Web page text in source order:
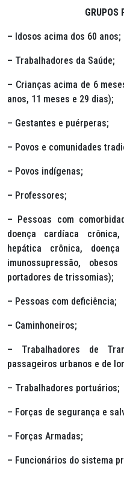
GRUPOS
– Idosos acima dos 60 anos;
– Trabalhadores da Saúde;
– Crianças acima de 6
anos, 11 meses e 29 dias);
– Gestantes e puérperas;
– Povos e comunidades
– Povos indígenas;
– Professores;
– Pessoas com
doença cardíaca
hepática crônica,
imunossupressão,
portadores de trissomias);
– Pessoas com deficiência;
– Caminhoneiros;
– Trabalhadores de
passageiros urbanos e de
– Trabalhadores portuários;
– Forças de segurança e
– Forças Armadas;
– Funcionários do sistema